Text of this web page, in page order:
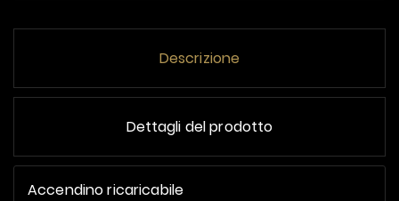
Descrizione
Dettagli del prodotto
Accendino ricaricabile